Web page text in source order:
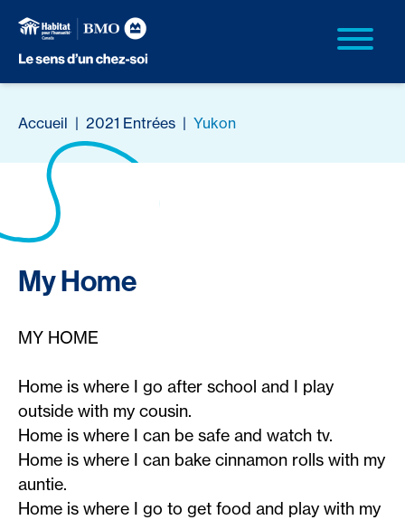
Accueil | 2021 Entrées | Yukon
My Home
MY HOME
Home is where I go after school and I play
outside with my cousin.
Home is where I can be safe and watch tv.
Home is where I can bake cinnamon rolls with my
auntie.
Home is where I go to get food and play with my